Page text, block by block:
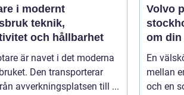
i modernt
teknik,
och hållbarhet
är navet i det moderna
Den transporterar
avverkningsplatsen till ...
Volvo
stockholm så tar
om
En
mellan
och en